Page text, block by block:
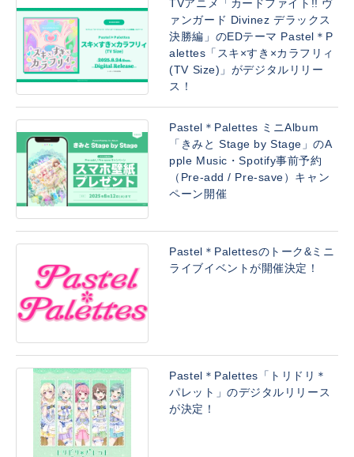
TVアニメ「カードファイト!! ヴ
ァンガード Divinez デラックス
決勝編」のEDテーマ Pastel＊P
alettes「スキ×すき×カラフリィ
(TV Size)」がデジタルリリー
ス！
Pastel＊Palettes ミニAlbum
「きみと Stage by Stage」のA
pple Music・Spotify事前予約
（Pre-add / Pre-save）キャン
ペーン開催
Pastel＊Palettesのトーク&ミニ
ライブイベントが開催決定！
Pastel＊Palettes「トリドリ＊
パレット」のデジタルリリース
が決定！